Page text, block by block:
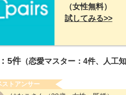
（女性無料）
試してみる>>
5件（恋愛マスター：4件、人工知
ストアンサー